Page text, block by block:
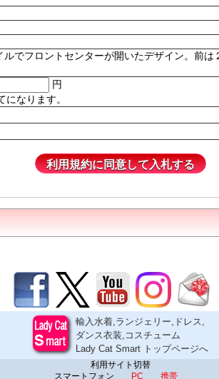
でフロントセンターが開いたデザイン。前
円
なります。
輸入水着,ランジェリー,ドレス,
ダンス衣装,コスチューム
Lady Cat Smart トップページへ
利用サイト切替
スマートフォン
PC 携帯